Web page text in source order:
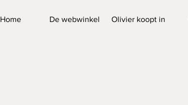
Home De webwinkel Olivier koopt in